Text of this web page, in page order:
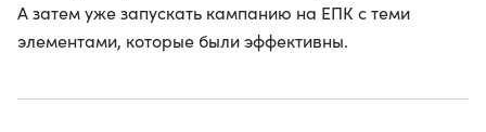
А затем уже запускать кампанию на ЕПК с теми
элементами, которые были эффективны.